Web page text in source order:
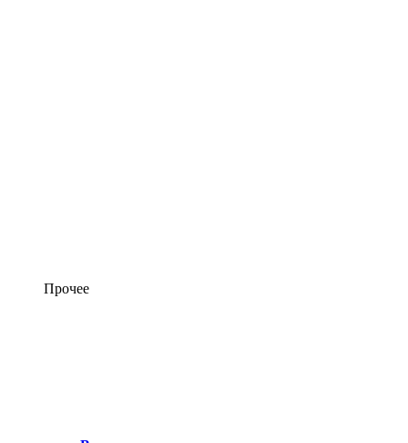
Прочее